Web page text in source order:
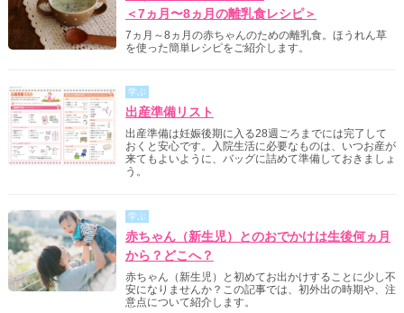
＜7ヵ月〜8ヵ月の離乳食レシピ＞
7ヵ月～8ヵ月の赤ちゃんのための離乳食。ほうれん草
を使った簡単レシピをご紹介します。
学ぶ
出産準備リスト
出産準備は妊娠後期に入る28週ごろまでには完了して
おくと安心です。入院生活に必要なものは、いつお産が
来てもよいように、バッグに詰めて準備しておきましょ
う。
学ぶ
赤ちゃん（新生児）とのおでかけは生後何ヵ月
から？どこへ？
赤ちゃん（新生児）と初めてお出かけすることに少し不
安になりませんか？この記事では、初外出の時期や、注
意点について紹介します。